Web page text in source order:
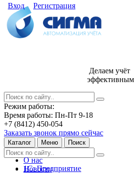
Вход Регистрация
Делаем учёт
эффективным
Режим работы:
Время работы: Пн-Пт 9-18
+7 (8412) 450-054
Заказать звонок прямо сейчас
Каталог Меню Поиск
О нас
Новости
1С: Предприятие